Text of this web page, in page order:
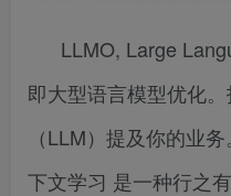
LLMO, Large
即大型语言模型优化
（LLM）提及你的业
下文学习 是一种行之